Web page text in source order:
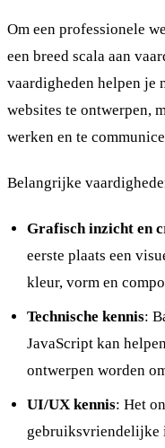
Om een professionele
een breed scala aan
vaardigheden helpen je
websites te ontwerpen,
werken en te
Belangrijke
Grafisch inzicht en
eerste plaats een
kleur, vorm en
Technische kennis:
JavaScript kan
ontwerpen worden
UI/UX kennis: Het
gebruiksvriendelijke